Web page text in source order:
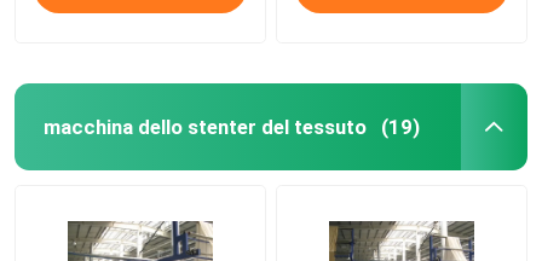
macchina dello stenter del tessuto (19)